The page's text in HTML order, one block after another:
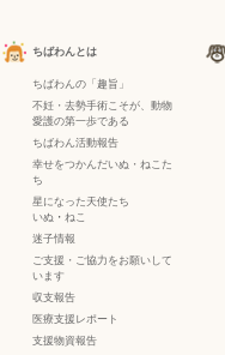
ちばわんとは
ちばわんの「趣旨」
不妊・去勢手術こそが、動物
愛護の第一歩である
ちばわん活動報告
幸せをつかんだいぬ・ねこた
ち
星になった天使たち
いぬ ・ ねこ
迷子情報
ご支援・ご協力をお願いして
います
収支報告
医療支援レポート
支援物資報告